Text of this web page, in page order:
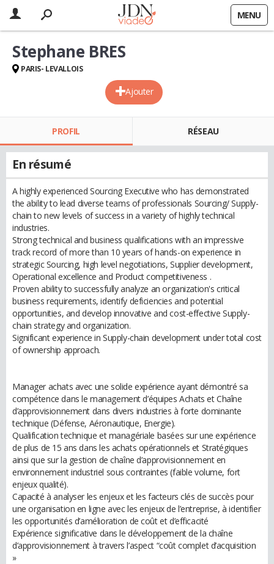
MENU
Ajouter
Stephane BRES
PARIS- LEVALLOIS
PROFIL RÉSEAU
En résumé
A highly experienced Sourcing Executive who has demonstrated
the ability to lead diverse teams of professionals Sourcing/ Supply-
chain to new levels of success in a variety of highly technical
industries.
Strong technical and business qualifications with an impressive
track record of more than 10 years of hands-on experience in
strategic Sourcing, high level negotiations, Supplier development,
Operational excellence and Product competitiveness .
Proven ability to successfully analyze an organization's critical
business requirements, identify deficiencies and potential
opportunities, and develop innovative and cost-effective Supply-
chain strategy and organization.
Significant experience in Supply-chain development under total cost
of ownership approach.
Manager achats avec une solide expérience ayant démontré sa
compétence dans le management d’équipes Achats et Chaîne
d’approvisionnement dans divers industries à forte dominante
technique (Défense, Aéronautique, Energie).
Qualification technique et managériale basées sur une expérience
de plus de 15 ans dans les achats opérationnels et Stratégiques
ainsi que sur la gestion de chaîne d’approvisionnement en
environnement industriel sous contraintes (faible volume, fort
enjeux qualité).
Capacité à analyser les enjeux et les facteurs clés de succès pour
une organisation en ligne avec les enjeux de l’entreprise, à identifier
les opportunités d’amélioration de coût et d’efficacité
Expérience significative dans le développement de la chaîne
d’approvisionnement à travers l’aspect “coût complet d’acquisition
»